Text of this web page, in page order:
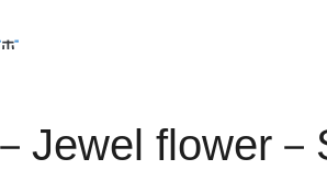
Jewel flower